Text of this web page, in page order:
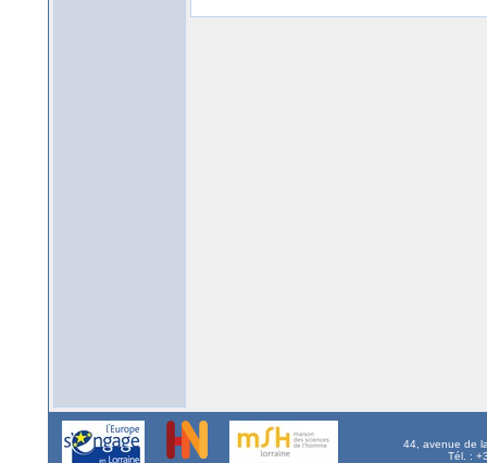
44, avenue de
Tél. :